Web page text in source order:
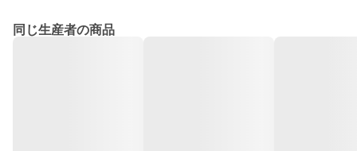
同じ生産者の商品